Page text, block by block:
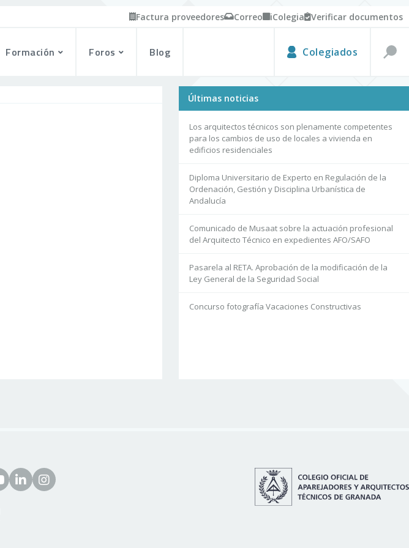
Factura proveedores Correo iColegia Verificar documentos
Formación Foros Blog Colegiados
Últimas noticias
Los arquitectos técnicos son plenamente competentes
para los cambios de uso de locales a vivienda en
edificios residenciales
Diploma Universitario de Experto en Regulación de la
Ordenación, Gestión y Disciplina Urbanística de
Andalucía
Comunicado de Musaat sobre la actuación profesional
del Arquitecto Técnico en expedientes AFO/SAFO
Pasarela al RETA. Aprobación de la modificación de la
Ley General de la Seguridad Social
Concurso fotografía Vacaciones Constructivas